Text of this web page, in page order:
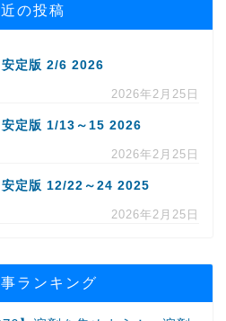
の投稿
定版 2/6 2026
2026年2月25日
定版 1/13～15 2026
2026年2月25日
定版 12/22～24 2025
2026年2月25日
ランキング